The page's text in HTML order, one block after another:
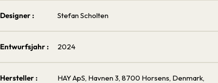
Designer : Stefan Scholten
Entwurfsjahr : 2024
Hersteller :
HAY ApS, Havnen 3, 8700 Horsens, Denmark,